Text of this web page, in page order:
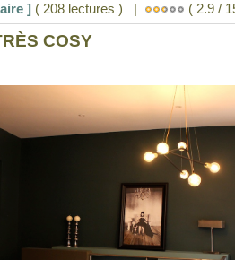
] ( 208 lectures ) | ( 2.9 /
COSY